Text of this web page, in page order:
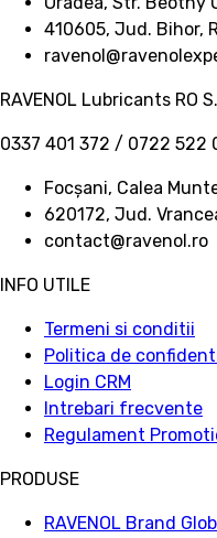
410605, Jud. Bihor,
RAVENOL Lubricants RO
0337 401 372 / 0722 522
Focșani, Calea
620172, Jud.
contact@ravenol.ro
INFO UTILE
Termeni si conditii
Politica de
Login CRM
Intrebari frecvente
Regulament
PRODUSE
RAVENOL Brand